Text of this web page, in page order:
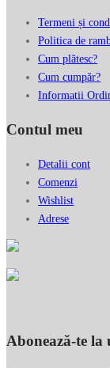
Termeni și
Politica de
Cum plătesc?
Cum cumpăr?
Informatii
Contul meu
Detalii cont
Comenzi
Wishlist
Adrese
Abonează-te la